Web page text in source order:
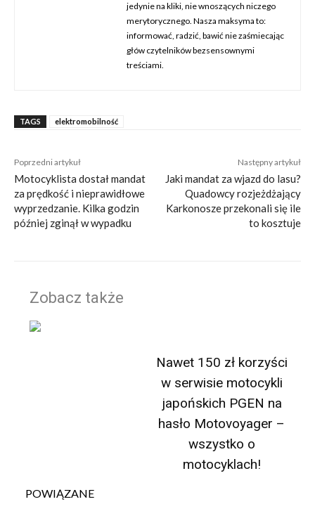
jedynie na kliki, nie wnoszących niczego
merytorycznego. Nasza maksyma to:
informować, radzić, bawić nie zaśmiecając
głów czytelników bezsensownymi
treściami.
TAGS elektromobilność
Poprzedni artykuł
Motocyklista dostał mandat
za prędkość i nieprawidłowe
wyprzedzanie. Kilka godzin
później zginął w wypadku
Następny artykuł
Jaki mandat za wjazd do lasu?
Quadowcy rozjeżdżający
Karkonosze przekonali się ile
to kosztuje
Zobacz także
Nawet 150 zł korzyści
w serwisie motocykli
japońskich PGEN na
hasło Motovoyager –
wszystko o
motocyklach!
POWIĄZANE